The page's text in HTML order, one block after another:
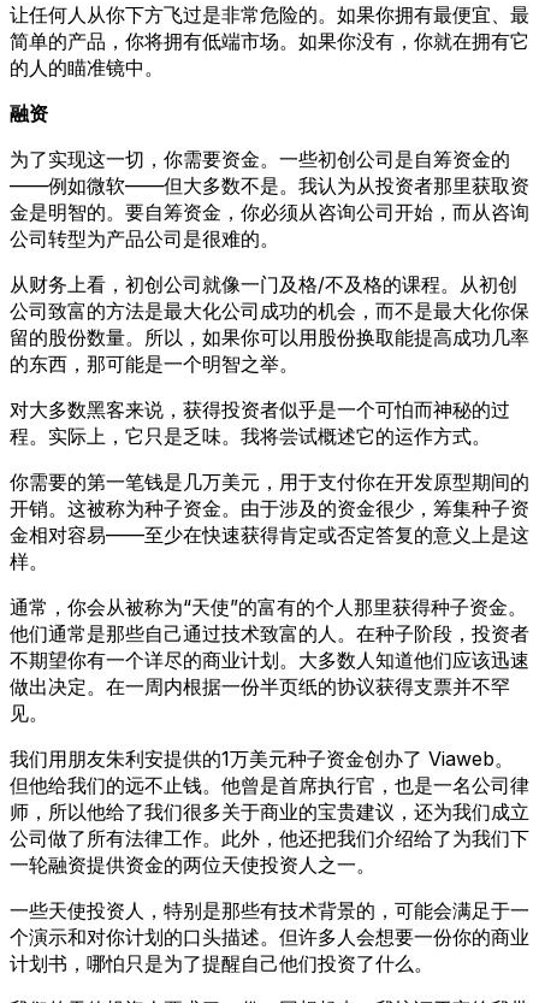
让任何人从你下方飞过是非常危险的。如果你拥有最便宜、最
简单的产品，你将拥有低端市场。如果你没有，你就在拥有它
的人的瞄准镜中。
融资
为了实现这一切，你需要资金。一些初创公司是自筹资金的
——例如微软——但大多数不是。我认为从投资者那里获取资
金是明智的。要自筹资金，你必须从咨询公司开始，而从咨询
公司转型为产品公司是很难的。
从财务上看，初创公司就像一门及格/不及格的课程。从初创
公司致富的方法是最大化公司成功的机会，而不是最大化你保
留的股份数量。所以，如果你可以用股份换取能提高成功几率
的东西，那可能是一个明智之举。
对大多数黑客来说，获得投资者似乎是一个可怕而神秘的过
程。实际上，它只是乏味。我将尝试概述它的运作方式。
你需要的第一笔钱是几万美元，用于支付你在开发原型期间的
开销。这被称为种子资金。由于涉及的资金很少，筹集种子资
金相对容易——至少在快速获得肯定或否定答复的意义上是这
样。
通常，你会从被称为“天使”的富有的个人那里获得种子资金。
他们通常是那些自己通过技术致富的人。在种子阶段，投资者
不期望你有一个详尽的商业计划。大多数人知道他们应该迅速
做出决定。在一周内根据一份半页纸的协议获得支票并不罕
见。
我们用朋友朱利安提供的1万美元种子资金创办了 Viaweb。
但他给我们的远不止钱。他曾是首席执行官，也是一名公司律
师，所以他给了我们很多关于商业的宝贵建议，还为我们成立
公司做了所有法律工作。此外，他还把我们介绍给了为我们下
一轮融资提供资金的两位天使投资人之一。
一些天使投资人，特别是那些有技术背景的，可能会满足于一
个演示和对你计划的口头描述。但许多人会想要一份你的商业
计划书，哪怕只是为了提醒自己他们投资了什么。